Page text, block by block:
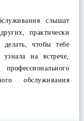
слышат
практически
чтобы тебе
на встрече,
обслуживания